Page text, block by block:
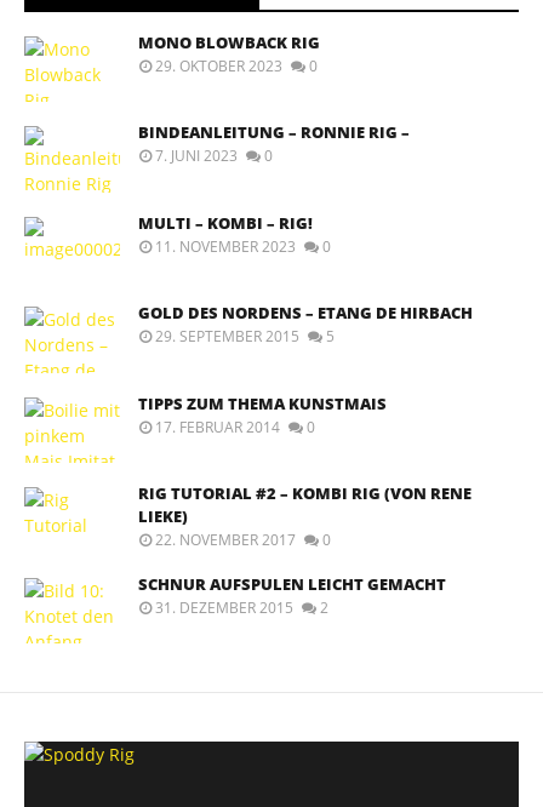
MONO BLOWBACK RIG
29. OKTOBER 2023 0
BINDEANLEITUNG – RONNIE RIG –
7. JUNI 2023 0
MULTI – KOMBI – RIG!
11. NOVEMBER 2023 0
GOLD DES NORDENS – ETANG DE HIRBACH
29. SEPTEMBER 2015 5
TIPPS ZUM THEMA KUNSTMAIS
17. FEBRUAR 2014 0
RIG TUTORIAL #2 – KOMBI RIG (VON RENE
LIEKE)
22. NOVEMBER 2017 0
SCHNUR AUFSPULEN LEICHT GEMACHT
31. DEZEMBER 2015 2